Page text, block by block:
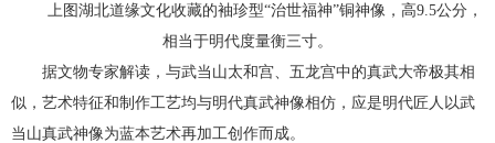
上图湖北道缘文化收藏的袖珍型“治世福神”铜神像，高9.5公分，
相当于明代度量衡三寸。
据文物专家解读，与武当山太和宫、五龙宫中的真武大帝极其相
似，艺术特征和制作工艺均与明代真武神像相仿，应是明代匠人以武
当山真武神像为蓝本艺术再加工创作而成。